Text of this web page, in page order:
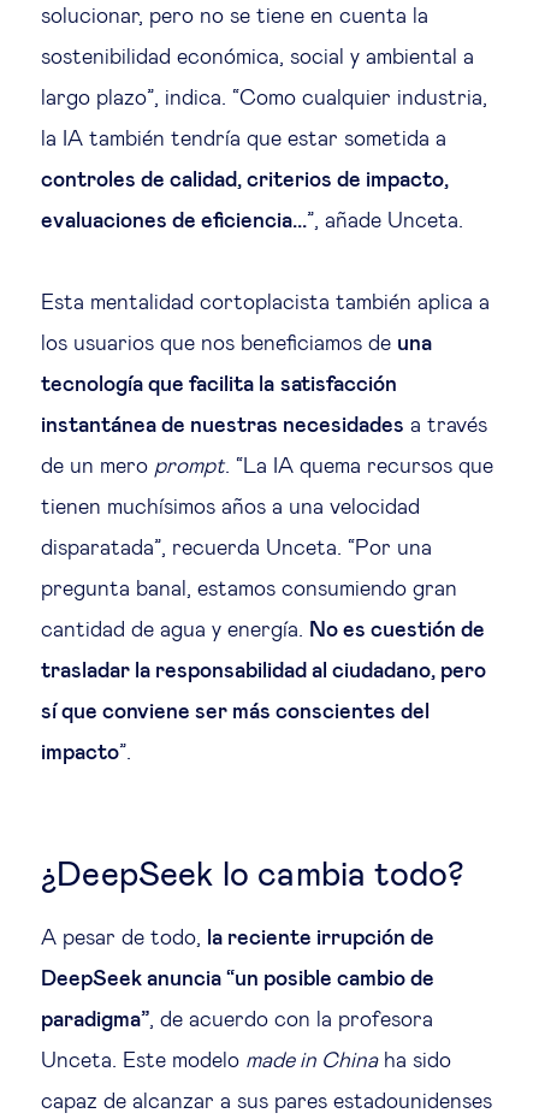
solucionar, pero no se tiene en cuenta la
sostenibilidad económica, social y ambiental a
largo plazo”, indica. “Como cualquier industria,
la IA también tendría que estar sometida a
controles de calidad, criterios de impacto,
evaluaciones de eficiencia...”, añade Unceta.
Esta mentalidad cortoplacista también aplica a
los usuarios que nos beneficiamos de una
tecnología que facilita la satisfacción
instantánea de nuestras necesidades a través
de un mero prompt. “La IA quema recursos que
tienen muchísimos años a una velocidad
disparatada”, recuerda Unceta. “Por una
pregunta banal, estamos consumiendo gran
cantidad de agua y energía. No es cuestión de
trasladar la responsabilidad al ciudadano, pero
sí que conviene ser más conscientes del
impacto”.
¿DeepSeek lo cambia todo?
A pesar de todo, la reciente irrupción de
DeepSeek anuncia “un posible cambio de
paradigma”, de acuerdo con la profesora
Unceta. Este modelo made in Chinaha sido
capaz de alcanzar a sus pares estadounidenses